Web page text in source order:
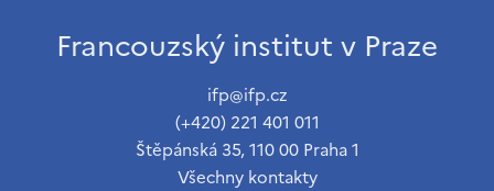
Francouzský institut v Praze
ifp@ifp.cz
(+420) 221 401 011
Štěpánská 35, 110 00 Praha 1
Všechny kontakty